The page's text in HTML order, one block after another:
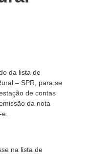
da lista de
– SPR, para se
de contas
da nota
na lista de